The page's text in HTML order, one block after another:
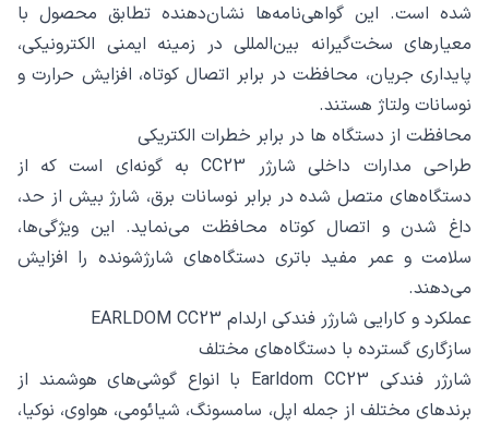
شده است. این گواهی‌نامه‌ها نشان‌دهنده تطابق محصول با
معیارهای سخت‌گیرانه بین‌المللی در زمینه ایمنی الکترونیکی،
پایداری جریان، محافظت در برابر اتصال کوتاه، افزایش حرارت و
نوسانات ولتاژ هستند.
محافظت از دستگاه‌ ها در برابر خطرات الکتریکی
طراحی مدارات داخلی شارژر CC23 به گونه‌ای است که از
دستگاه‌های متصل شده در برابر نوسانات برق، شارژ بیش از حد،
داغ شدن و اتصال کوتاه محافظت می‌نماید. این ویژگی‌ها،
سلامت و عمر مفید باتری دستگاه‌های شارژشونده را افزایش
می‌دهند.
عملکرد و کارایی شارژر فندکی ارلدام EARLDOM CC23
سازگاری گسترده با دستگاه‌های مختلف
شارژر فندکی Earldom CC23 با انواع گوشی‌های هوشمند از
برندهای مختلف از جمله اپل، سامسونگ، شیائومی، هواوی، نوکیا،